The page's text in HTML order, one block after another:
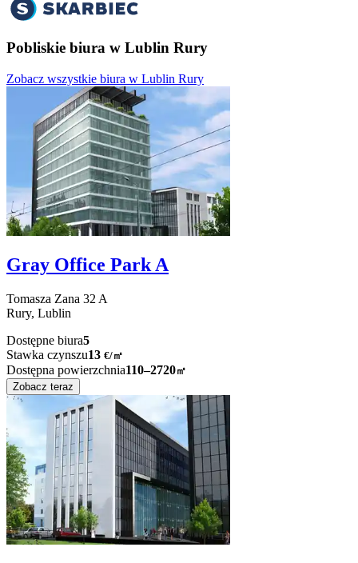
Pobliskie biura w Lublin Rury
Zobacz wszystkie biura w Lublin Rury
Gray Office Park A
Tomasza Zana 32 A
Rury, Lublin
Dostępne biura5
Stawka czynszu13 €/㎡
Dostępna powierzchnia110–2720㎡
Zobacz teraz